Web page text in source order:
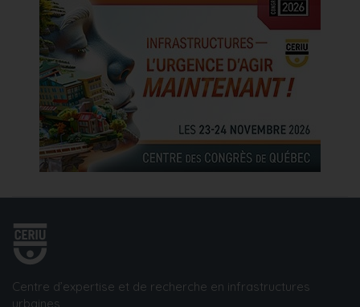
Centre d’expertise et de recherche en infrastructures
urbaines